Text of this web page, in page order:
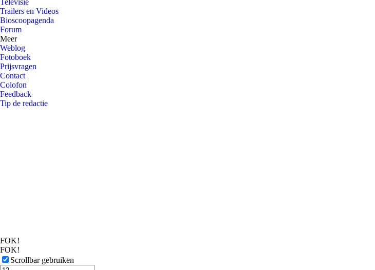
Televisie
Trailers en Videos
Bioscoopagenda
Forum
Meer
Weblog
Fotoboek
Prijsvragen
Contact
Colofon
Feedback
Tip de redactie
FOK!
FOK!
Scrollbar gebruiken